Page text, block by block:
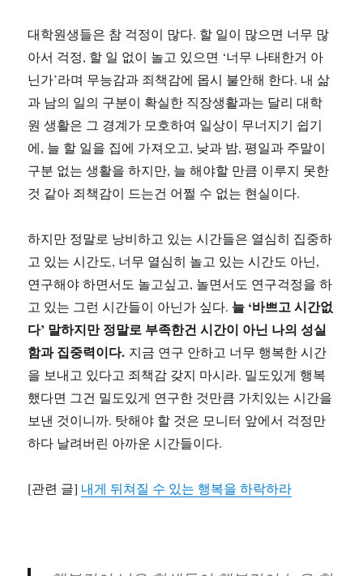
대학원생들은 참 걱정이 많다. 할 일이 많으면 너무 많
아서 걱정, 할 일 없이 놀고 있으면 ‘너무 나태한거 아
닌가’라며 무능감과 죄책감에 몹시 불안해 한다. 내 삶
과 남의 일의 구분이 확실한 직장생활과는 달리 대학
원 생활은 그 경계가 모호하여 일상이 무너지기 쉽기
에, 늘 할 일을 집에 가져오고, 낮과 밤, 평일과 주말이
구분 없는 생활을 하지만, 늘 해야할 만큼 이루지 못한
것 같아 죄책감이 드는건 어쩔 수 없는 현실이다.
하지만 정말로 낭비하고 있는 시간들은 열심히 집중하
고 있는 시간도, 너무 열심히 놀고 있는 시간도 아닌,
연구해야 하면서도 놀고싶고, 놀면서도 연구걱정을 하
고 있는 그런 시간들이 아닌가 싶다. 늘 ‘바쁘고 시간없
다’ 말하지만 정말로 부족한건 시간이 아닌 나의 성실
함과 집중력이다. 지금 연구 안하고 너무 행복한 시간
을 보내고 있다고 죄책감 갖지 마시라. 밀도있게 행복
했다면 그건 밀도있게 연구한 것만큼 가치있는 시간을
보낸 것이니까. 탓해야 할 것은 모니터 앞에서 걱정만
하다 날려버린 아까운 시간들이다.
[관련 글] 내게 뒤쳐질 수 있는 행복을 하락하라